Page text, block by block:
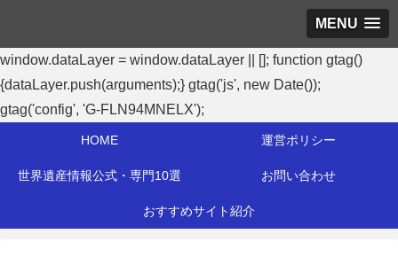
MENU
window.dataLayer = window.dataLayer || []; function gtag()
{dataLayer.push(arguments);} gtag('js', new Date());
gtag('config', 'G-FLN94MNELX');
HOME 運営ポリシー
世界遺産情報公式・専門10選 お問い合わせ
おすすめサイト紹介